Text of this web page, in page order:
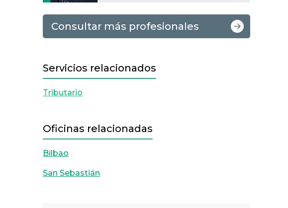
Consultar más profesionales
Servicios relacionados
Tributario
Oficinas relacionadas
Bilbao
San Sebastián